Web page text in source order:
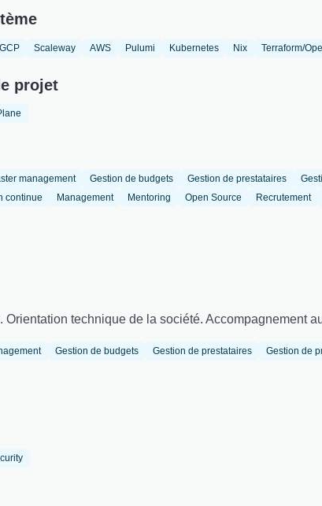
GCP Scaleway AWS Pulumi Kubernetes Nix Terraform/
projet
management Gestion de budgets Gestion de prestataires
continue Management Mentoring Open Source Recrutement
technique de la société. Accompagnement
Gestion de budgets Gestion de prestataires Gestion de